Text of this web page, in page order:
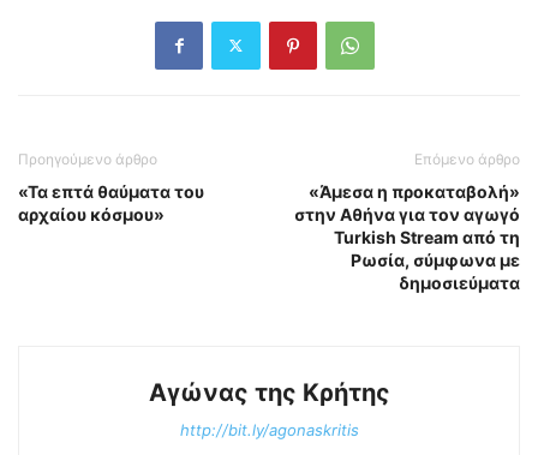
Προηγούμενο άρθρο
«Τα επτά θαύματα του
αρχαίου κόσμου»
Επόμενο άρθρο
«Άμεσα η προκαταβολή»
στην Αθήνα για τον αγωγό
Turkish Stream από τη
Ρωσία, σύμφωνα με
δημοσιεύματα
Αγώνας της Κρήτης
http://bit.ly/agonaskritis